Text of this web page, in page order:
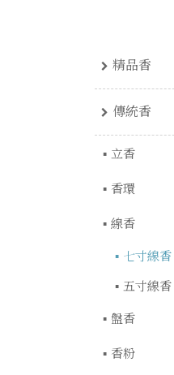
精品香
傳統香
立香
香環
線香
七寸線香
五寸線香
盤香
香粉